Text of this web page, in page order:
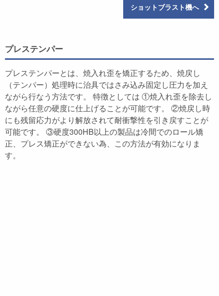
ショットブラスト機へ
プレステンパー
プレステンパーとは、焼入れ歪を矯正するため、焼戻し
（テンパー）処理時に治具ではさみ込み固定し圧力を加え
ながら行なう方法です。 特徴としては ①焼入れ歪を除去し
ながら任意の硬度に仕上げることが可能です。 ②焼戻し時
にも残留応力がより解放されて耐衝撃性を引き戻すことが
可能です。 ③硬度300HB以上の製品は冷間でのロール矯
正、プレス矯正ができない為、この方法が有効になりま
す。